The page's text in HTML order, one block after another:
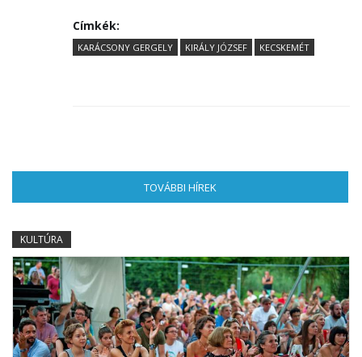
Címkék:
KARÁCSONY GERGELY KIRÁLY JÓZSEF KECSKEMÉT
TOVÁBBI HÍREK
KULTÚRA